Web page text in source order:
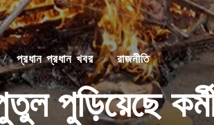
প্রধান প্রধান খবর রাজনীতি
পুড়িয়েছে